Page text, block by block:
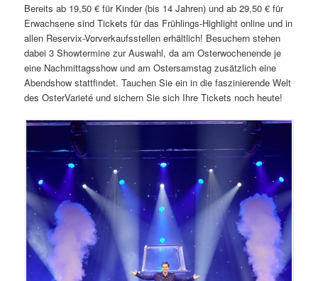
Bereits ab 19,50 € für Kinder (bis 14 Jahren) und ab 29,50 € für
Erwachsene sind Tickets für das Frühlings-Highlight online und in
allen Reservix-Vorverkaufsstellen erhältlich! Besuchern stehen
dabei 3 Showtermine zur Auswahl, da am Osterwochenende je
eine Nachmittagsshow und am Ostersamstag zusätzlich eine
Abendshow stattfindet. Tauchen Sie ein in die faszinierende Welt
des OsterVarieté und sichern Sie sich Ihre Tickets noch heute!